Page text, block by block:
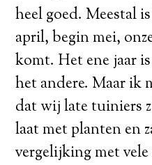
heel goed. Meestal
april, begin mei,
komt. Het ene jaar
het andere. Maar ik
dat wij late tuiniers
laat met planten en
vergelijking met